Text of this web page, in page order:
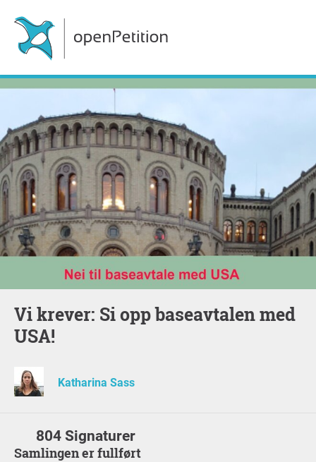
Vi krever: Si opp baseavtalen med
USA!
Katharina Sass
804 Signaturer
Samlingen er fullført